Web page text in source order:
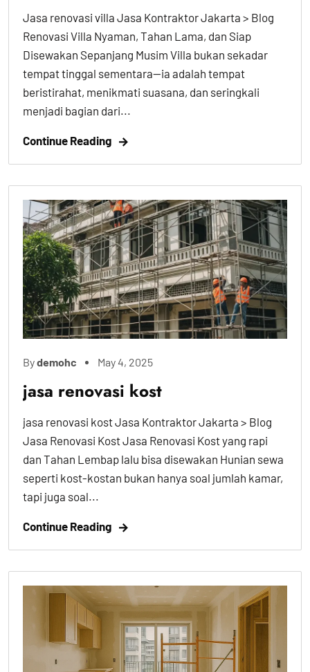
Jasa renovasi villa Jasa Kontraktor Jakarta > Blog
Renovasi Villa Nyaman, Tahan Lama, dan Siap
Disewakan Sepanjang Musim Villa bukan sekadar
tempat tinggal sementara—ia adalah tempat
beristirahat, menikmati suasana, dan seringkali
menjadi bagian dari...
Continue Reading
Bydemohc May 4, 2025
jasa renovasi kost
jasa renovasi kost Jasa Kontraktor Jakarta > Blog
Jasa Renovasi Kost Jasa Renovasi Kost yang rapi
dan Tahan Lembap lalu bisa disewakan Hunian sewa
seperti kost-kostan bukan hanya soal jumlah kamar,
tapi juga soal...
Continue Reading